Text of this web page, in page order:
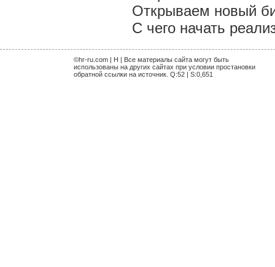
Открываем новый
С чего начать
©hr-ru.com | H | Все материалы сайта могут быть
использованы на других сайтах при условии простановки
обратной ссылки на источник. Q:52 | S:0,651